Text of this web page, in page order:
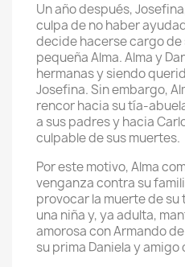
Un año después,
culpa de no haber
decide hacerse cargo
pequeña Alma. Alma y
hermanas y siendo
Josefina. Sin embargo,
rencor hacia su tía-
a sus padres y hacia
culpable de sus muertes.
Por este motivo, Alma
venganza contra su
provocar la muerte de
una niña y, ya adulta,
amorosa con Armando
su prima Daniela y